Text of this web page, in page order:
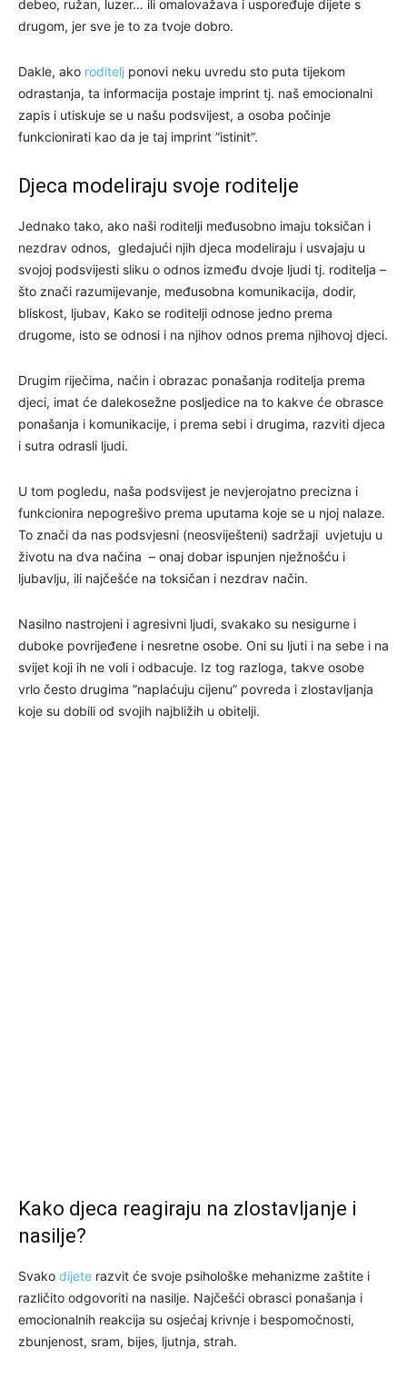
debeo, ružan, luzer… ili omalovažava i uspoređuje dijete s
drugom, jer sve je to za tvoje dobro.
Dakle, ako roditelj ponovi neku uvredu sto puta tijekom
odrastanja, ta informacija postaje imprint tj. naš emocionalni
zapis i utiskuje se u našu podsvijest, a osoba počinje
funkcionirati kao da je taj imprint ”istinit”.
Djeca modeliraju svoje roditelje
Jednako tako, ako naši roditelji međusobno imaju toksičan i
nezdrav odnos, gledajući njih djeca modeliraju i usvajaju u
svojoj podsvijesti sliku o odnos između dvoje ljudi tj. roditelja –
što znači razumijevanje, međusobna komunikacija, dodir,
bliskost, ljubav, Kako se roditelji odnose jedno prema
drugome, isto se odnosi i na njihov odnos prema njihovoj djeci.
Drugim riječima, način i obrazac ponašanja roditelja prema
djeci, imat će dalekosežne posljedice na to kakve će obrasce
ponašanja i komunikacije, i prema sebi i drugima, razviti djeca
i sutra odrasli ljudi.
U tom pogledu, naša podsvijest je nevjerojatno precizna i
funkcionira nepogrešivo prema uputama koje se u njoj nalaze.
To znači da nas podsvjesni (neosviješteni) sadržaji uvjetuju u
životu na dva načina – onaj dobar ispunjen nježnošću i
ljubavlju, ili najčešće na toksičan i nezdrav način.
Nasilno nastrojeni i agresivni ljudi, svakako su nesigurne i
duboke povrijeđene i nesretne osobe. Oni su ljuti i na sebe i na
svijet koji ih ne voli i odbacuje. Iz tog razloga, takve osobe
vrlo često drugima ”naplaćuju cijenu” povreda i zlostavljanja
koje su dobili od svojih najbližih u obitelji.
Kako djeca reagiraju na zlostavljanje i
nasilje?
Svako dijete razvit će svoje psihološke mehanizme zaštite i
različito odgovoriti na nasilje. Najčešći obrasci ponašanja i
emocionalnih reakcija su osjećaj krivnje i bespomočnosti,
zbunjenost, sram, bijes, ljutnja, strah.